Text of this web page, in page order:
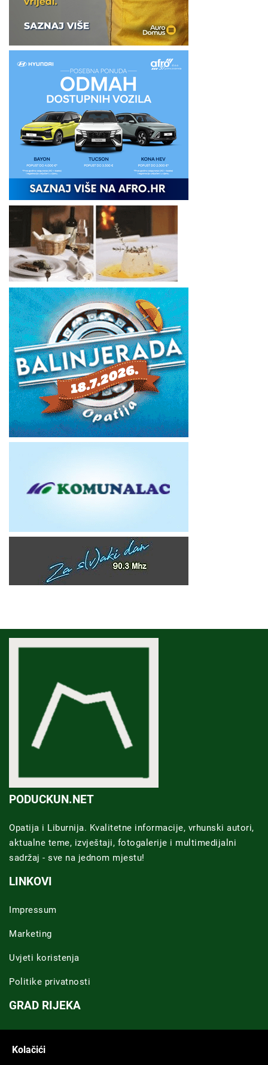
PODUCKUN.NET
Opatija i Liburnija. Kvalitetne informacije, vrhunski autori,
aktualne teme, izvještaji, fotogalerije i multimedijalni
sadržaj - sve na jednom mjestu!
LINKOVI
Impressum
Marketing
Uvjeti koristenja
Politike privatnosti
GRAD RIJEKA
Kolačići